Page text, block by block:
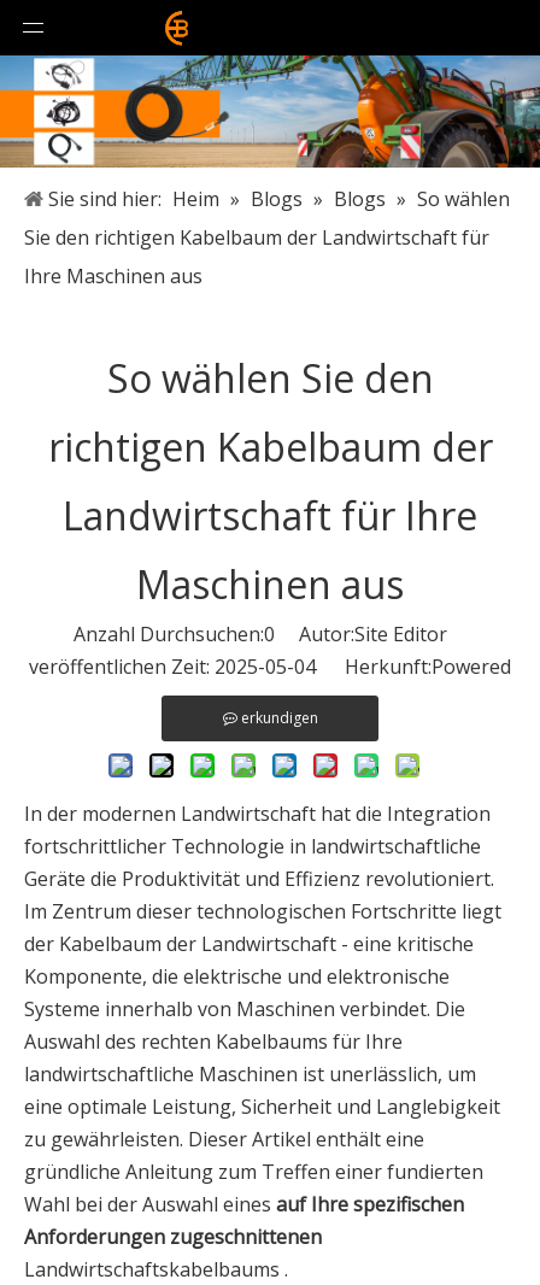
Sie sind hier: Heim » Blogs » Blogs » So wählen
Sie den richtigen Kabelbaum der Landwirtschaft für
Ihre Maschinen aus
So wählen Sie den
richtigen Kabelbaum der
Landwirtschaft für Ihre
Maschinen aus
Anzahl Durchsuchen:0 Autor:Site Editor
veröffentlichen Zeit: 2025-05-04 Herkunft:Powered
erkundigen
In der modernen Landwirtschaft hat die Integration
fortschrittlicher Technologie in landwirtschaftliche
Geräte die Produktivität und Effizienz revolutioniert.
Im Zentrum dieser technologischen Fortschritte liegt
der Kabelbaum der Landwirtschaft - eine kritische
Komponente, die elektrische und elektronische
Systeme innerhalb von Maschinen verbindet. Die
Auswahl des rechten Kabelbaums für Ihre
landwirtschaftliche Maschinen ist unerlässlich, um
eine optimale Leistung, Sicherheit und Langlebigkeit
zu gewährleisten. Dieser Artikel enthält eine
gründliche Anleitung zum Treffen einer fundierten
Wahl bei der Auswahl eines auf Ihre spezifischen
Anforderungen zugeschnittenen
Landwirtschaftskabelbaums .